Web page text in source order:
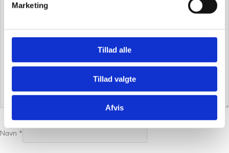
Marketing
Tillad alle
Tillad valgte
Afvis
Navn *